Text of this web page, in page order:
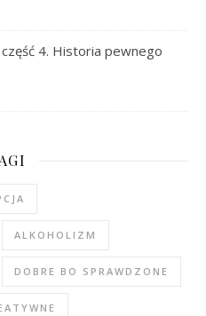
4. Historia pewnego
ALKOHOLIZM
DOBRE BO SPRAWDZONE